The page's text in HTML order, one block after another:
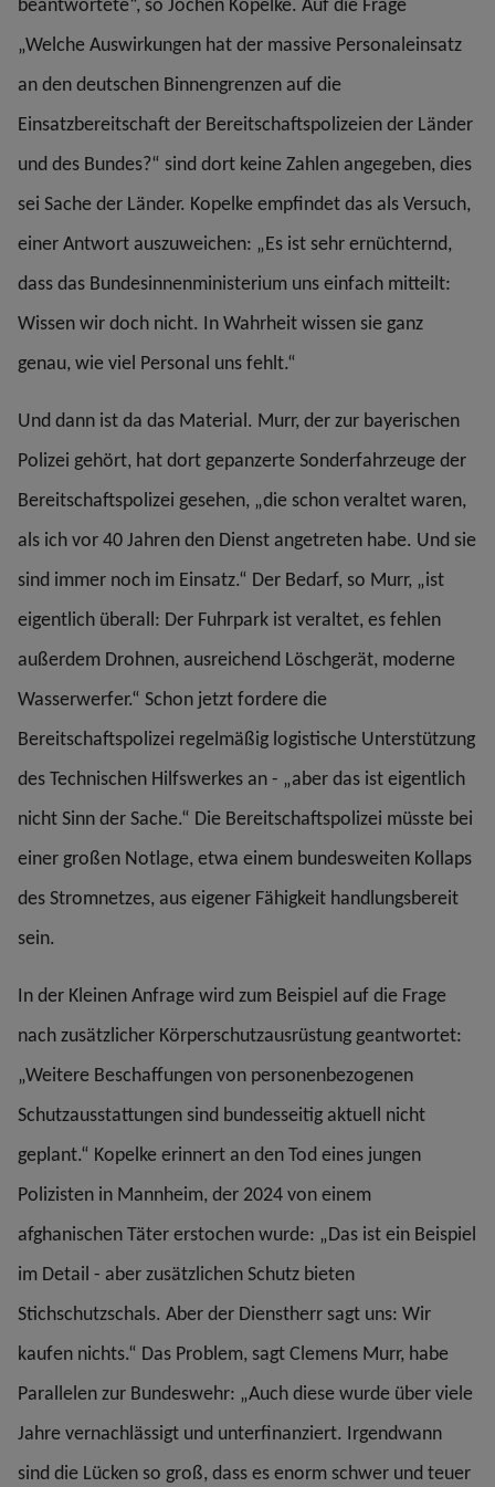
„Welche Auswirkungen hat der massive Personaleinsatz
an den deutschen Binnengrenzen auf die
Einsatzbereitschaft der Bereitschaftspolizeien der Länder
und des Bundes?“ sind dort keine Zahlen angegeben, dies
sei Sache der Länder. Kopelke empfindet das als Versuch,
einer Antwort auszuweichen: „Es ist sehr ernüchternd,
dass das Bundesinnenministerium uns einfach mitteilt:
Wissen wir doch nicht. In Wahrheit wissen sie ganz
genau, wie viel Personal uns fehlt.“
Und dann ist da das Material. Murr, der zur bayerischen
Polizei gehört, hat dort gepanzerte Sonderfahrzeuge der
Bereitschaftspolizei gesehen, „die schon veraltet waren,
als ich vor 40 Jahren den Dienst angetreten habe. Und sie
sind immer noch im Einsatz.“ Der Bedarf, so Murr, „ist
eigentlich überall: Der Fuhrpark ist veraltet, es fehlen
außerdem Drohnen, ausreichend Löschgerät, moderne
Wasserwerfer.“ Schon jetzt fordere die
Bereitschaftspolizei regelmäßig logistische Unterstützung
des Technischen Hilfswerkes an - „aber das ist eigentlich
nicht Sinn der Sache.“ Die Bereitschaftspolizei müsste bei
einer großen Notlage, etwa einem bundesweiten Kollaps
des Stromnetzes, aus eigener Fähigkeit handlungsbereit
sein.
In der Kleinen Anfrage wird zum Beispiel auf die Frage
nach zusätzlicher Körperschutzausrüstung geantwortet:
„Weitere Beschaffungen von personenbezogenen
Schutzausstattungen sind bundesseitig aktuell nicht
geplant.“ Kopelke erinnert an den Tod eines jungen
Polizisten in Mannheim, der 2024 von einem
afghanischen Täter erstochen wurde: „Das ist ein Beispiel
im Detail - aber zusätzlichen Schutz bieten
Stichschutzschals. Aber der Dienstherr sagt uns: Wir
kaufen nichts.“ Das Problem, sagt Clemens Murr, habe
Parallelen zur Bundeswehr: „Auch diese wurde über viele
Jahre vernachlässigt und unterfinanziert. Irgendwann
sind die Lücken so groß, dass es enorm schwer und teuer